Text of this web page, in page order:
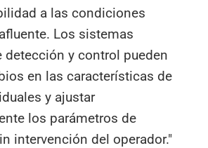
a las condiciones
Los sistemas
detección y control pueden
en las características de
y ajustar
los parámetros de
intervención del operador."